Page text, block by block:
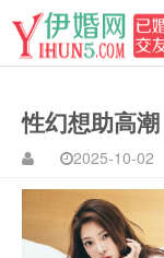
性幻想助高
2025-10-02